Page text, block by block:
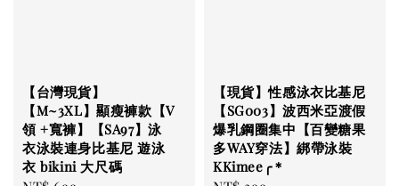
【台灣現貨】
【M~3XL】顯瘦褲款【V
領 +寬褲】【SA97】泳
衣泳裝連身比基尼 遊泳
衣 bikini 大尺碼
【現貨】性感泳衣比基尼
【SG003】波西米亞渡假
爆乳鋼圈集中【百變糖果
多WAY穿法】綁帶泳裝
KKimee╭＊